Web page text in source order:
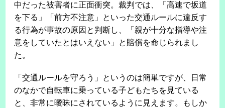
中だった被害者に正面衝突。裁判では、「高速で坂道
を下る」「前方不注意」といった交通ルールに違反す
る行為が事故の原因と判断し、「親が十分な指導や注
意をしていたとはいえない」と賠償を命じられまし
た。
「交通ルールを守ろう」というのは簡単ですが、日常
のなかで自転車に乗っている子どもたちを見ている
と、非常に曖昧にされているように見えます。もしか